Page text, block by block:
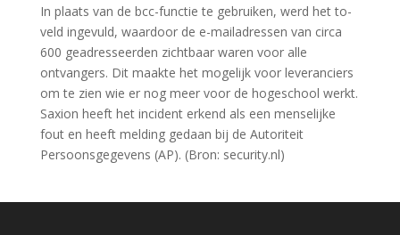
In plaats van de bcc-functie te gebruiken, werd het to-
veld ingevuld, waardoor de e-mailadressen van circa
600 geadresseerden zichtbaar waren voor alle
ontvangers. Dit maakte het mogelijk voor leveranciers
om te zien wie er nog meer voor de hogeschool werkt.
Saxion heeft het incident erkend als een menselijke
fout en heeft melding gedaan bij de Autoriteit
Persoonsgegevens (AP). (Bron: security.nl)